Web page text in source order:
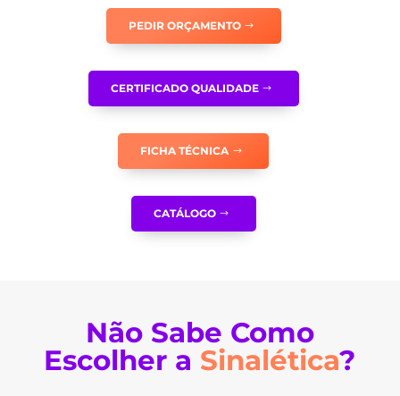
PEDIR ORÇAMENTO
CERTIFICADO QUALIDADE
FICHA TÉCNICA
CATÁLOGO
Não Sabe Como
Escolher a Sinalética?